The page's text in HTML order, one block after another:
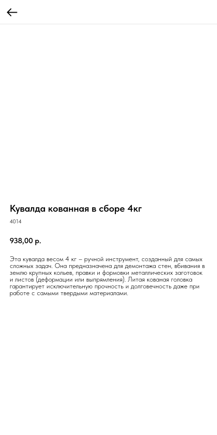
Кувалда кованная в сборе 4кг
4014
938,00 р.
Эта кувалда весом 4 кг – ручной инструмент, созданный для самых
сложных задач. Она предназначена для демонтажа стен, вбивания в
землю крупных кольев, правки и формовки металлических заготовок
и листов (деформации или выпрямления). Литая кованая головка
гарантирует исключительную прочность и долговечность даже при
работе с самыми твердыми материалами.